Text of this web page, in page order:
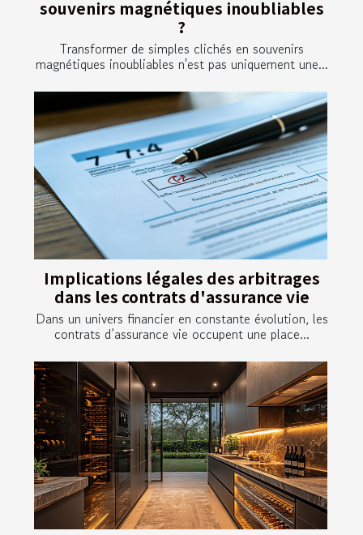
souvenirs magnétiques inoubliables
?
Transformer de simples clichés en souvenirs
magnétiques inoubliables n'est pas uniquement une...
Implications légales des arbitrages
dans les contrats d'assurance vie
Dans un univers financier en constante évolution, les
contrats d’assurance vie occupent une place...